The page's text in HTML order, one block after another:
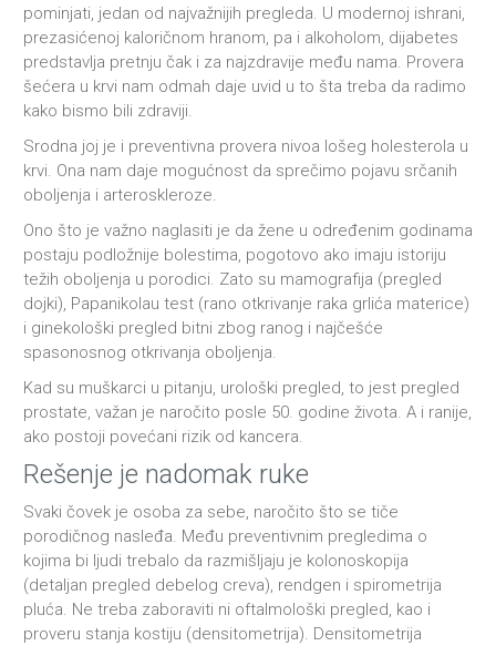
pominjati, jedan od najvažnijih pregleda. U modernoj ishrani,
prezasićenoj kaloričnom hranom, pa i alkoholom, dijabetes
predstavlja pretnju čak i za najzdravije među nama. Provera
šećera u krvi nam odmah daje uvid u to šta treba da radimo
kako bismo bili zdraviji.
Srodna joj je i preventivna provera nivoa lošeg holesterola u
krvi. Ona nam daje mogućnost da sprečimo pojavu srčanih
oboljenja i arteroskleroze.
Ono što je važno naglasiti je da žene u određenim godinama
postaju podložnije bolestima, pogotovo ako imaju istoriju
težih oboljenja u porodici. Zato su mamografija (pregled
dojki), Papanikolau test (rano otkrivanje raka grlića materice)
i ginekološki pregled bitni zbog ranog i najčešće
spasonosnog otkrivanja oboljenja.
Kad su muškarci u pitanju, urološki pregled, to jest pregled
prostate, važan je naročito posle 50. godine života. A i ranije,
ako postoji povećani rizik od kancera.
Rešenje je nadomak ruke
Svaki čovek je osoba za sebe, naročito što se tiče
porodičnog nasleđa. Među preventivnim pregledima o
kojima bi ljudi trebalo da razmišljaju je kolonoskopija
(detaljan pregled debelog creva), rendgen i spirometrija
pluća. Ne treba zaboraviti ni oftalmološki pregled, kao i
proveru stanja kostiju (densitometrija). Densitometrija